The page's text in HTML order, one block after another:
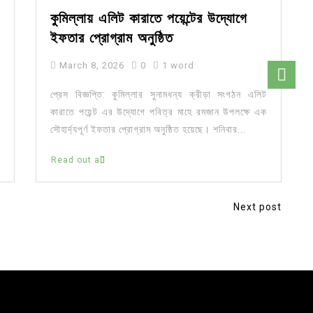
কুমিল্লায় এলিট কারাতে পয়েন্টের উদ্যোগে
ইফতার প্রোগ্রাম অনুষ্ঠিত
March 8, 2026 0 1 word
প্রেস বিজ্ঞপ্তি: কুমিল্লার সুনামধন্য ক্রীড়া সংগঠন এলিট
কারাতে পয়েন্ট এর উদ্যোগে পবিত্র মাহে রমজান উপলক্ষে এক
সৌহার্দ্যপূর্ণ ইফতার প্রোগ্রাম অনুষ্ঠিত হয়েছে। শনিবার...
Read out all
Next post